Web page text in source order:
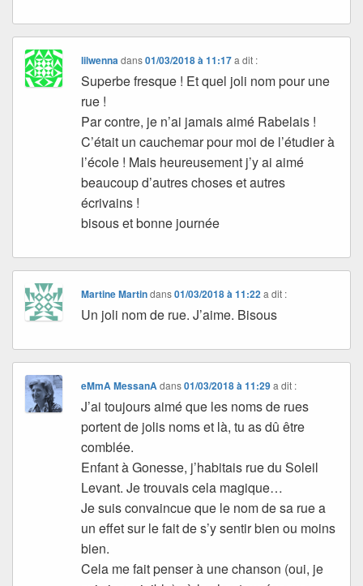
lilwennadans01/03/2018 à 11:17 a dit :
Superbe fresque ! Et quel joli nom pour une
rue !
Par contre, je n’ai jamais aimé Rabelais !
C’était un cauchemar pour moi de l’étudier à
l’école ! Mais heureusement j’y ai aimé
beaucoup d’autres choses et autres
écrivains !
bisous et bonne journée
Martine Martindans01/03/2018 à 11:22 a dit :
Un joli nom de rue. J’aime. Bisous
eMmA MessanAdans01/03/2018 à 11:29 a dit :
J’ai toujours aimé que les noms de rues
portent de jolis noms et là, tu as dû être
comblée.
Enfant à Gonesse, j’habitais rue du Soleil
Levant. Je trouvais cela magique…
Je suis convaincue que le nom de sa rue a
un effet sur le fait de s’y sentir bien ou moins
bien.
Cela me fait penser à une chanson (oui, je